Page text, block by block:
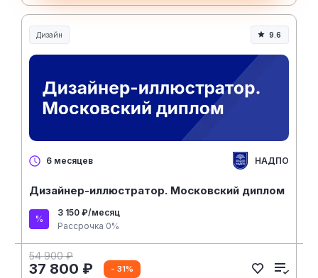
Дизайн 9.6
6 месяцев НАДПО
Дизайнер-иллюстратор. Московский диплом
3 150 ₽/месяц
Рассрочка 0%
54 900 ₽
37 800 ₽ - 31%